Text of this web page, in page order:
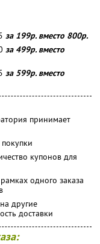
за 199р. вместо 800р.
за 499р. вместо
за 599р. вместо
принимает
купонов для
одного заказа
другие
доставки